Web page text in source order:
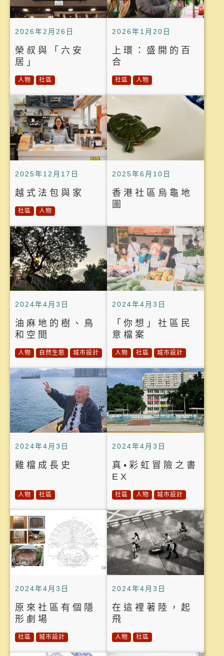
2026年2月26日
榮叔與「六安
居」
人物 社區
2026年1月20日
上環：盛開的百
合
社區 人物
2025年12月17日
越式法包與家
社區 人物
2025年6月10日
香港社區烏龜地
圖
2024年4月3日
油麻地的樹、鳥
和空間
人物 自然生態 城市設計
2024年4月3日
「你想」社區民
意檔案
人物 社區 城市設計
2024年4月3日
雞檔成長史
人物 社區
2024年4月3日
真•彩虹冒險之書
EX
社區 人物 城市設計
2024年4月3日
原來社區有個隱
形劇場
社區 城市設計
2024年4月3日
在這裡著陸，起
飛
人物 社區